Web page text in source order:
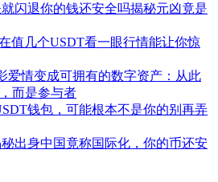
闪退你的钱还安全吗揭秘元凶竟是
值几个USDT看一眼行情能让你惊
爱情变成可拥有的数字资产：从此
而是参与者
钱包，可能根本不是你的别再弄
出身中国竟称国际化，你的币还安